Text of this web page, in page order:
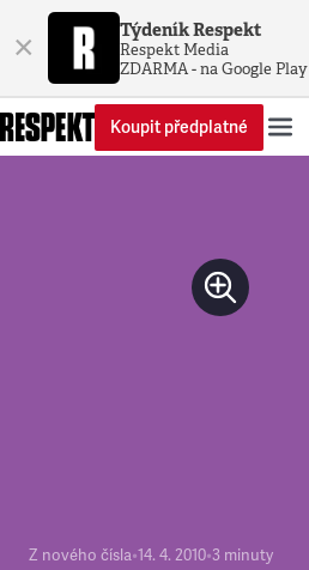
× Týdeník Respekt
Respekt Media
ZDARMA - na Google Play
Koupit předplatné
Z nového čísla•14. 4. 2010•3 minuty